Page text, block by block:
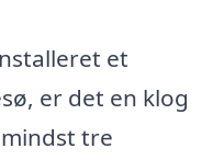
et
er det en klog
tre